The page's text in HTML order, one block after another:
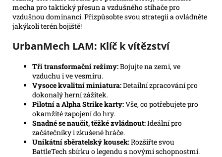
mecha pro taktický přesun a vzdušného stíhače pro
vzdušnou dominanci. Přizpůsobte svou strategii a ovládněte
jakýkoli terén bojiště!
UrbanMech LAM: Klíč k vítězství
Tři transformační režimy:Bojujte na zemi, ve
vzduchu i ve vesmíru.
Vysoce kvalitní miniatura:Detailní zpracování pro
dokonalý herní zážitek.
Pilotní a Alpha Strike karty:Vše, co potřebujete pro
okamžité zapojení do hry.
Snadné se naučit, těžké zvládnout:Ideální pro
začátečníky i zkušené hráče.
Unikátní sběratelský kousek:Rozšiřte svou
BattleTech sbírku o legendu s novými schopnostmi.